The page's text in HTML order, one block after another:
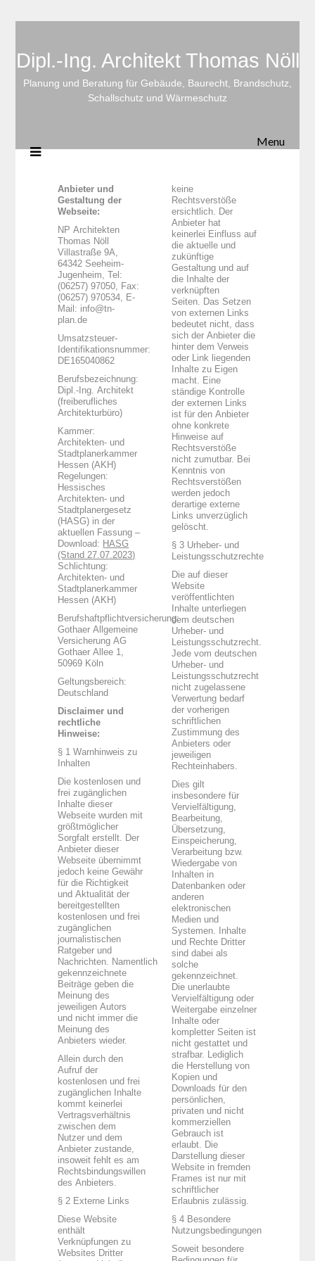
Dipl.-Ing. Architekt Thomas Nöll
Planung und Beratung für Gebäude, Baurecht, Brandschutz,
Schallschutz und Wärmeschutz
Menu
Anbieter und
Gestaltung der
Webseite:
NP Architekten
Thomas Nöll
Villastraße 9A,
64342 Seeheim-
Jugenheim, Tel:
(06257) 97050, Fax:
(06257) 970534, E-
Mail: info@tn-
plan.de
Umsatzsteuer-
Identifikationsnummer:
DE165040862
Berufsbezeichnung:
Dipl.-Ing. Architekt
(freiberufliches
Architekturbüro)
Kammer:
Architekten- und
Stadtplanerkammer
Hessen (AKH)
Regelungen:
Hessisches
Architekten- und
Stadtplanergesetz
(HASG) in der
aktuellen Fassung –
Download: HASG
(Stand 27.07.2023)
Schlichtung:
Architekten- und
Stadtplanerkammer
Hessen (AKH)
Berufshaftpflichtversicherung:
Gothaer Allgemeine
Versicherung AG
Gothaer Allee 1,
50969 Köln
Geltungsbereich:
Deutschland
Disclaimer und
rechtliche
Hinweise:
§ 1 Warnhinweis zu
Inhalten
Die kostenlosen und
frei zugänglichen
Inhalte dieser
Webseite wurden mit
größtmöglicher
Sorgfalt erstellt. Der
Anbieter dieser
Webseite übernimmt
jedoch keine Gewähr
für die Richtigkeit
und Aktualität der
bereitgestellten
kostenlosen und frei
zugänglichen
journalistischen
Ratgeber und
Nachrichten. Namentlich
gekennzeichnete
Beiträge geben die
Meinung des
jeweiligen Autors
und nicht immer die
Meinung des
Anbieters wieder.
Allein durch den
Aufruf der
kostenlosen und frei
zugänglichen Inhalte
kommt keinerlei
Vertragsverhältnis
zwischen dem
Nutzer und dem
Anbieter zustande,
insoweit fehlt es am
Rechtsbindungswillen
des Anbieters.
§ 2 Externe Links
Diese Website
enthält
Verknüpfungen zu
Websites Dritter
keine
Rechtsverstöße
ersichtlich. Der
Anbieter hat
keinerlei Einfluss auf
die aktuelle und
zukünftige
Gestaltung und auf
die Inhalte der
verknüpften
Seiten. Das Setzen
von externen Links
bedeutet nicht, dass
sich der Anbieter die
hinter dem Verweis
oder Link liegenden
Inhalte zu Eigen
macht. Eine
ständige Kontrolle
der externen Links
ist für den Anbieter
ohne konkrete
Hinweise auf
Rechtsverstöße
nicht zumutbar. Bei
Kenntnis von
Rechtsverstößen
werden jedoch
derartige externe
Links unverzüglich
gelöscht.
§ 3 Urheber- und
Leistungsschutzrechte
Die auf dieser
Website
veröffentlichten
Inhalte unterliegen
dem deutschen
Urheber- und
Leistungsschutzrecht.
Jede vom deutschen
Urheber- und
Leistungsschutzrecht
nicht zugelassene
Verwertung bedarf
der vorherigen
schriftlichen
Zustimmung des
Anbieters oder
jeweiligen
Rechteinhabers.
Dies gilt
insbesondere für
Vervielfältigung,
Bearbeitung,
Übersetzung,
Einspeicherung,
Verarbeitung bzw.
Wiedergabe von
Inhalten in
Datenbanken oder
anderen
elektronischen
Medien und
Systemen. Inhalte
und Rechte Dritter
sind dabei als
solche
gekennzeichnet.
Die unerlaubte
Vervielfältigung oder
Weitergabe einzelner
Inhalte oder
kompletter Seiten ist
nicht gestattet und
strafbar. Lediglich
die Herstellung von
Kopien und
Downloads für den
persönlichen,
privaten und nicht
kommerziellen
Gebrauch ist
erlaubt. Die
Darstellung dieser
Website in fremden
Frames ist nur mit
schriftlicher
Erlaubnis zulässig.
§ 4 Besondere
Nutzungsbedingungen
Soweit besondere